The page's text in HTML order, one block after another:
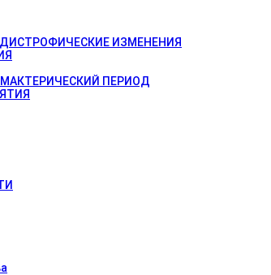
ИЗМЕНЕНИЯ
ПЕРИОД